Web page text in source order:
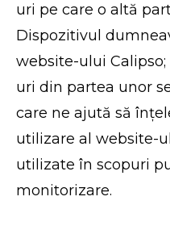
uri pe care o altă
Dispozitivul
website-ului
uri din partea unor
care ne ajută să
utilizare al website-
utilizate în scopuri
monitorizare.